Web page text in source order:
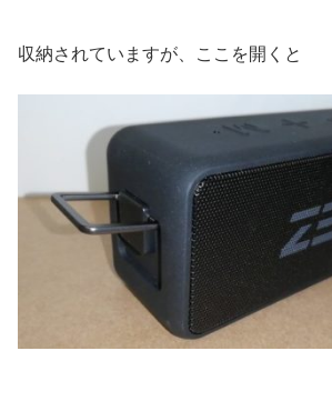
収納されていますが、ここを開くと